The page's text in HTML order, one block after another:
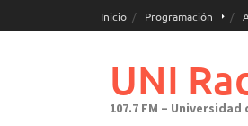
al
Inicio Programación
UNI
107.7 FM –